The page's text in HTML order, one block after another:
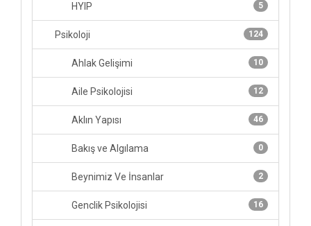
5
HYIP
124
Psikoloji
10
Ahlak Gelişimi
12
Aile Psikolojisi
46
Aklın Yapısı
0
Bakış ve Algılama
2
Beynimiz Ve İnsanlar
16
Genclik Psikolojisi